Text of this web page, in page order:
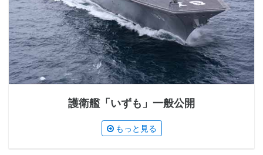
護衛艦「いずも」一般公開
もっと見る